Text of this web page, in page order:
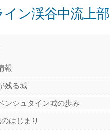
イン渓谷中流上部
報
残る城
ンシュタイン城の歩み
はじまり